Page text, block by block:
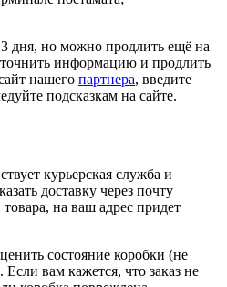
дня, но можно продлить ещё на
информацию и продлить
нашего партнера, введите
подсказкам на сайте.
курьерская служба и
доставку через почту
на ваш адрес придет
состояние коробки (не
Если вам кажется, что заказ не